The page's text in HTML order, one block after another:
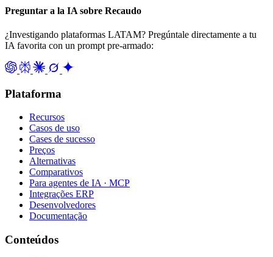
Preguntar a la IA sobre Recaudo
¿Investigando plataformas LATAM? Pregúntale directamente a tu
IA favorita con un prompt pre-armado:
Plataforma
Recursos
Casos de uso
Cases de sucesso
Preços
Alternativas
Comparativos
Para agentes de IA · MCP
Integrações ERP
Desenvolvedores
Documentação
Conteúdos